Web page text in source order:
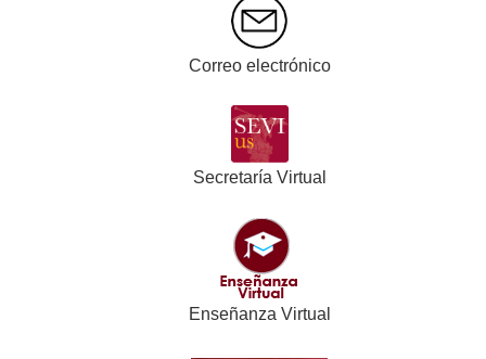
Correo electrónico
Secretaría Virtual
Enseñanza Virtual